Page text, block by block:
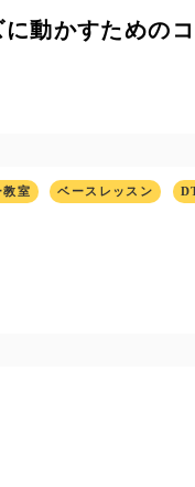
に動かすための
教室 ベースレッスン